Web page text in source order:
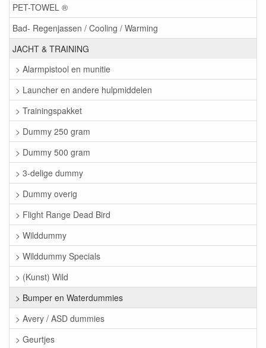
PET-TOWEL ®
Bad- Regenjassen / Cooling / Warming
JACHT & TRAINING
> Alarmpistool en munitie
> Launcher en andere hulpmiddelen
> Trainingspakket
> Dummy 250 gram
> Dummy 500 gram
> 3-delige dummy
> Dummy overig
> Flight Range Dead Bird
> Wilddummy
> Wilddummy Specials
> (Kunst) Wild
> Bumper en Waterdummies
> Avery / ASD dummies
> Geurtjes